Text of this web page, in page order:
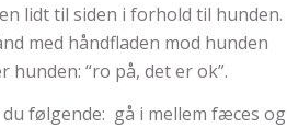
lidt til siden i forhold til hunden.
med håndfladen mod hunden
“ro på, det er ok”.
følgende: gå i mellem fæces og